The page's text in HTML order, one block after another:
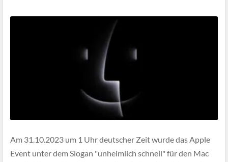
Am 31.10.2023 um 1 Uhr deutscher Zeit wurde das Apple
Event unter dem Slogan "unheimlich schnell" für den Mac